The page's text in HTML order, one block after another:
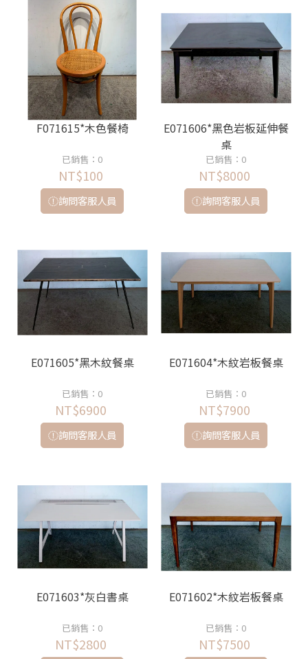
F071615*木色餐椅
已銷售：0
NT$100
詢問客服人員
E071606*黑色岩板延伸餐
桌
已銷售：0
NT$8000
詢問客服人員
E071605*黑木紋餐桌
已銷售：0
NT$6900
詢問客服人員
E071604*木紋岩板餐桌
已銷售：0
NT$7900
詢問客服人員
E071603*灰白書桌
已銷售：0
NT$2800
E071602*木紋岩板餐桌
已銷售：0
NT$7500